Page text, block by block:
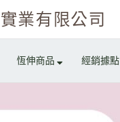
業有限公司
恆伸商品 經銷據點